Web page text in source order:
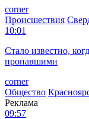
corner
Происшествия
10:01
Стало известно,
пропавшими
corner
Общество
Реклама
09:57